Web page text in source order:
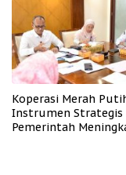
Koperasi Merah
Instrumen Strategis
Pemerintah